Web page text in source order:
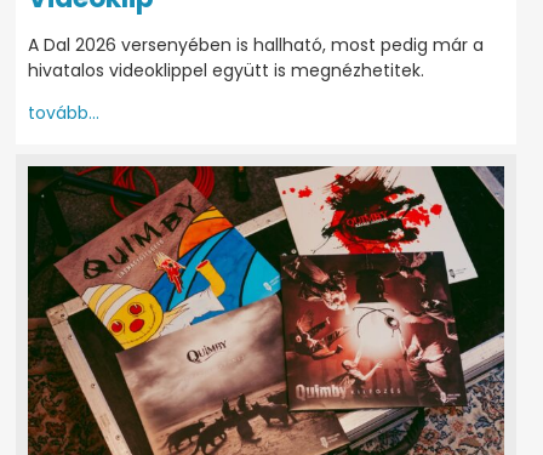
A Dal 2026 versenyében is hallható, most pedig már a
hivatalos videoklippel együtt is megnézhetitek.
tovább...